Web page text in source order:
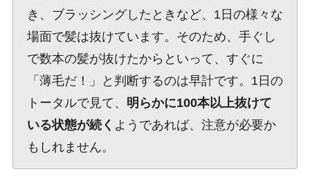
き、ブラッシングしたときなど、1日の様々な
場面で髪は抜けています。そのため、手ぐし
で数本の髪が抜けたからといって、すぐに
「薄毛だ！」と判断するのは早計です。1日の
トータルで見て、 明らかに100本以上抜けて
いる状態が続く ようであれば、注意が必要か
もしれません。